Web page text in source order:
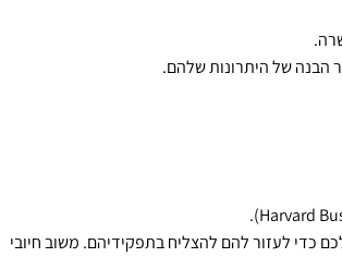
הבנה של היתרונות שלהם.
כדי לעזור להם להצליח בתפקידיהם. משוב חיובי